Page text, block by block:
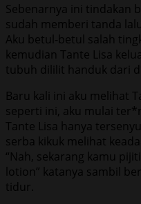
Sebenarnya ini tindakan
sudah memberi tanda
Aku betul-betul salah
kemudian Tante Lisa
tubuh dililit handuk dari
Baru kali ini aku melihat
seperti ini, aku mulai
Tante Lisa hanya
serba kikuk melihat
“Nah, sekarang kamu
lotion” katanya sambil
tidur.